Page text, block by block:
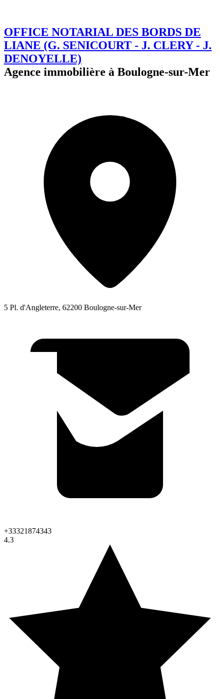
OFFICE NOTARIAL DES BORDS DE
LIANE (G. SENICOURT - J. CLERY - J.
DENOYELLE)
Agence immobilière à Boulogne-sur-Mer
5 Pl. d'Angleterre, 62200 Boulogne-sur-Mer
+33321874343
4.3